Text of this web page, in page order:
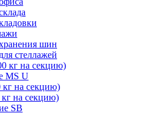
шин
стеллажей
кг на секцию)
MS U
кг на секцию)
на секцию)
SB